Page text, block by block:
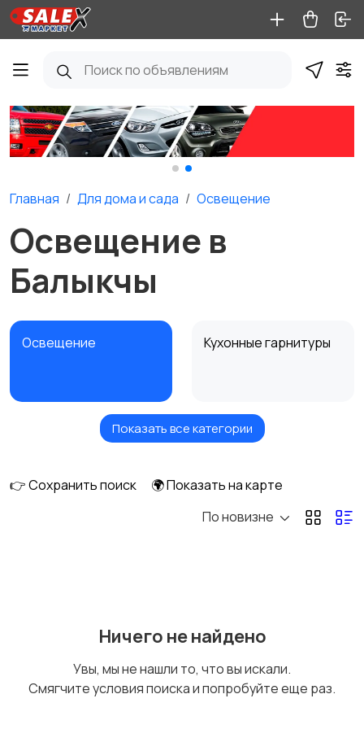
Главная Для дома и cада Освещение
Освещение в
Балыкчы
Освещение Кухонные гарнитуры
Кровати и матрасы Диваны и кресла
сигнализации
Показать все категории
👉 Сохранить поиск
🌍 Показать на карте
По новизне
Ничего не найдено
Увы, мы не нашли то, что вы искали.
Смягчите условия поиска и попробуйте еще раз.